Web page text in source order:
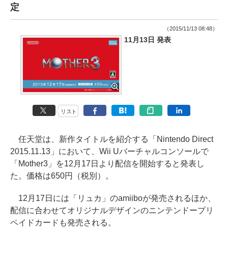
定
（2015/11/13 08:48）
11月13日 発表
リスト
任天堂は、新作タイトルを紹介する「Nintendo Direct
2015.11.13」において、Wii Uバーチャルコンソールで
「Mother3」を12月17日より配信を開始すると発表し
た。価格は650円（税別）。
12月17日には「リュカ」のamiiboが発売されるほか、
配信に合わせてオリジナルデザインのニンテンドープリ
ペイドカードも発売される。